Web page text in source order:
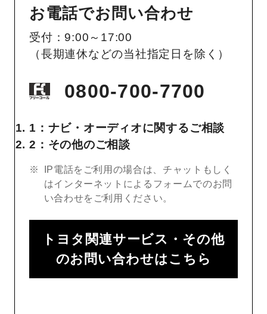
お電話でお問い合わせ
受付：9:00～17:00
（長期連休などの当社指定日を除く）
0800-700-7700
1：ナビ・オーディオに関するご相談
2：その他のご相談
IP電話をご利用の場合は、チャットもしく
はインターネットによるフォームでのお問
い合わせをご利用ください。
トヨタ関連サービス・その他
のお問い合わせはこちら